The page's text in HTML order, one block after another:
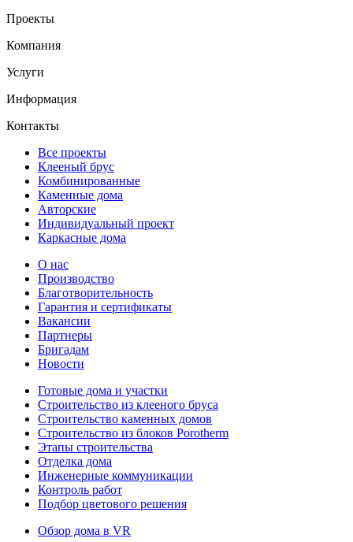
Проекты
Компания
Услуги
Информация
Контакты
Все проекты
Клееный брус
Комбинированные
Каменные дома
Авторские
Индивидуальный проект
Каркасные дома
О нас
Производство
Благотворительность
Гарантия и сертификаты
Вакансии
Партнеры
Бригадам
Новости
Готовые дома и участки
Строительство из клееного бруса
Строительство каменных домов
Строительство из блоков Porotherm
Этапы строительства
Отделка дома
Инженерные коммуникации
Контроль работ
Подбор цветового решения
Обзор дома в VR